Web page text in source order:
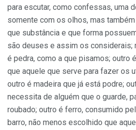
para escutar, como confessas, uma
somente com os olhos, mas
que substância e que forma
são deuses e assim os considerais;
é pedra, como a que pisamos; outro
que aquele que serve para fazer os
outro é madeira que já está podre;
necessita de alguém que o guarde,
roubado; outro é ferro, consumido
barro, não menos escolhido que